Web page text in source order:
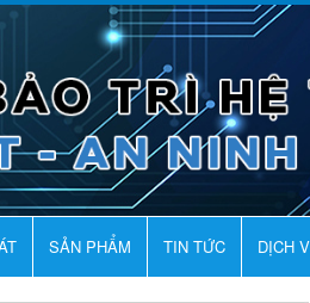
SẢN PHẨM TIN TỨC DỊCH